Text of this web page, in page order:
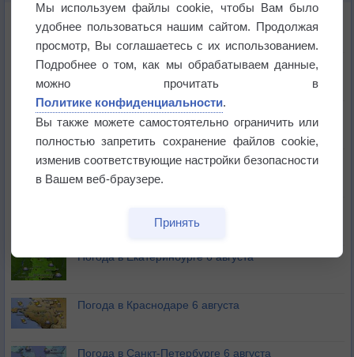
Космическая погода и транспорт
Приложение построит маршрут через тень
Атмосфера начала замерзать
В Приморье обнаружены морские волны тепла
Погода в Екатеринбурге 6 августа
Погода в Краснодаре 6 августа
Погода в Санкт-Петербурге 6 августа
Мы используем файлы cookie, чтобы Вам было
удобнее пользоваться нашим сайтом. Продолжая
просмотр, Вы соглашаетесь с их использованием.
Подробнее о том, как мы обрабатываем данные,
можно прочитать в
Политике конфиденциальности.
Вы также можете самостоятельно ограничить или
полностью запретить сохранение файлов cookie,
изменив соответствующие настройки безопасности
в Вашем веб-браузере.
Принять